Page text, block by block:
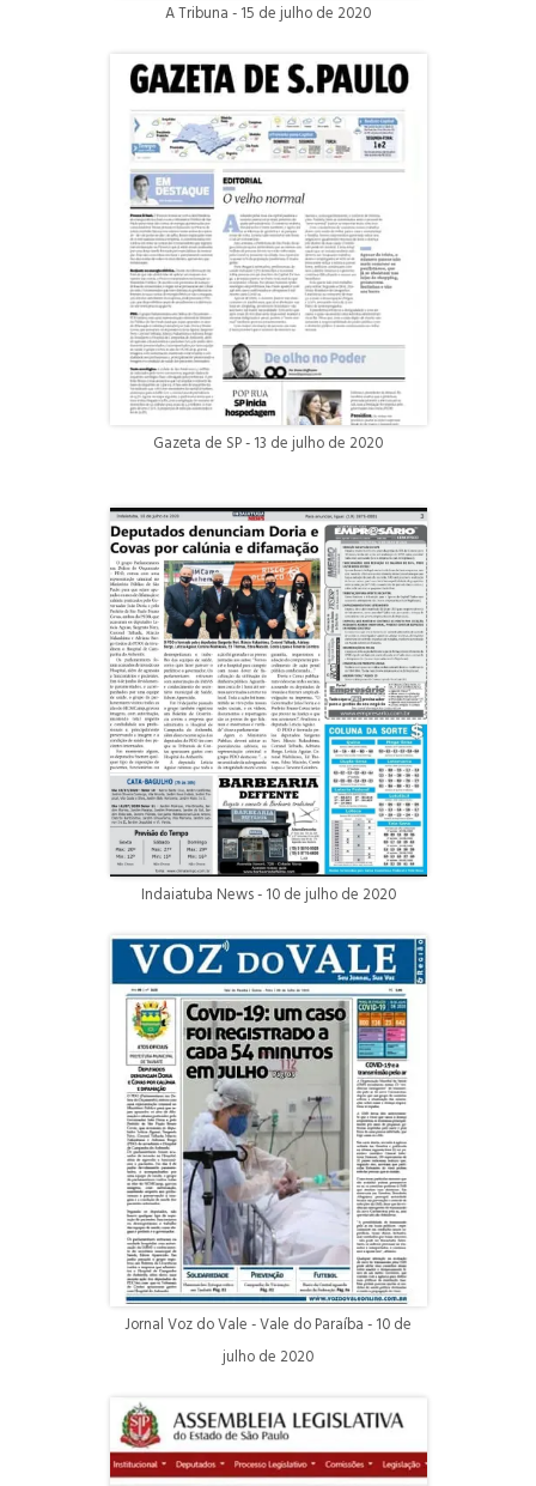
A Tribuna - 15 de julho de 2020
Gazeta de SP - 13 de julho de 2020
Indaiatuba News - 10 de julho de 2020
Jornal Voz do Vale - Vale do Paraíba - 10 de
julho de 2020